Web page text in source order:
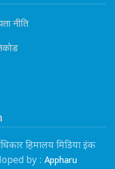
नीति
हिमालय मिडिया इंक
by : Appharu